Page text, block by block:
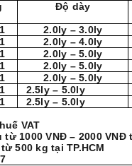
Độ dày
2.0ly – 3.0ly
2.0ly – 4.0ly
2.0ly – 5.0ly
2.0ly – 5.0ly
2.0ly – 5.0ly
2.5ly – 5.0ly
2.5ly – 5.0ly
VAT
1000 VNĐ – 2000
500 kg tại TP.HCM